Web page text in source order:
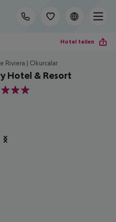
Hotel teilen
Riviera | Okurcalar
Hotel & Resort